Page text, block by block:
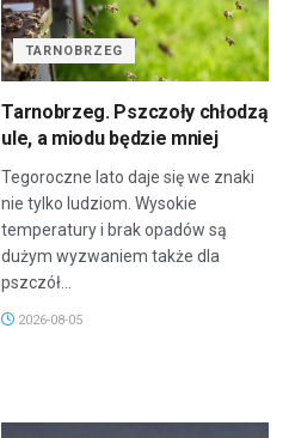
TARNOBRZEG
Tarnobrzeg. Pszczoły chłodzą
ule, a miodu będzie mniej
Tegoroczne lato daje się we znaki
nie tylko ludziom. Wysokie
temperatury i brak opadów są
dużym wyzwaniem także dla
pszczół...
2026-08-05